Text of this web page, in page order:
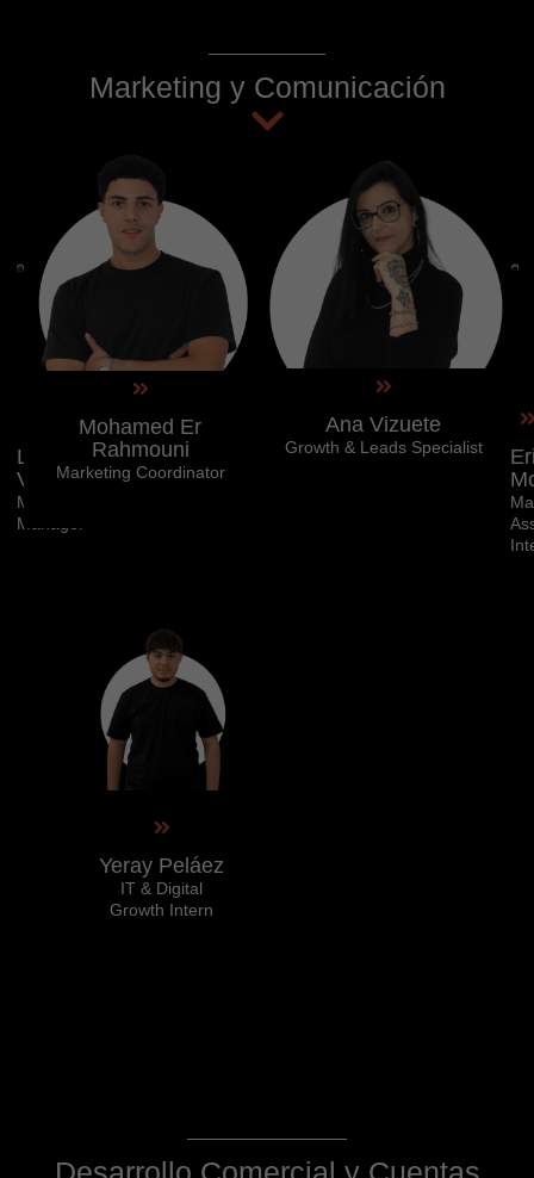
Marketing y Comunicación
Lucía
Vergara
Marketing
Manager
Mohamed Er
Rahmouni
Marketing Coordinator
Ana Vizuete
Growth & Leads Specialist
Yeray Peláez
IT & Digital
Growth Intern